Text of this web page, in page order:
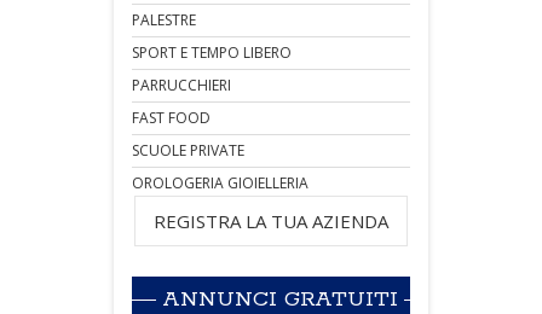
PALESTRE
SPORT E TEMPO LIBERO
PARRUCCHIERI
FAST FOOD
SCUOLE PRIVATE
OROLOGERIA GIOIELLERIA
REGISTRA LA TUA AZIENDA
ANNUNCI GRATUITI